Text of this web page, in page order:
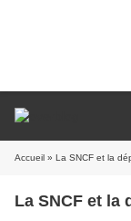
Accueil » La SNCF et la
La SNCF et la